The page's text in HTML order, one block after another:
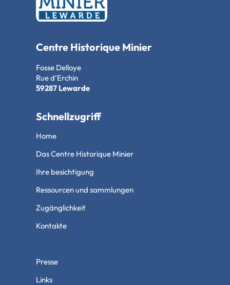
Centre Historique Minier
Fosse Delloye
Rue d’Erchin
59287 Lewarde
Schnellzugriff
Home
Das Centre Historique Minier
Ihre besichtigung
Ressourcen und sammlungen
Zugänglichkeit
Kontakte
Presse
Links